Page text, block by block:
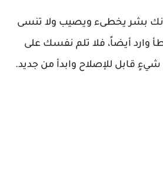
أنك بشر يخطىء ويصيب ولا تنسى
وارد أيضاً، فلا تلم نفسك على
شيءٍ قابل للإصلاح وابدأ من جديد.